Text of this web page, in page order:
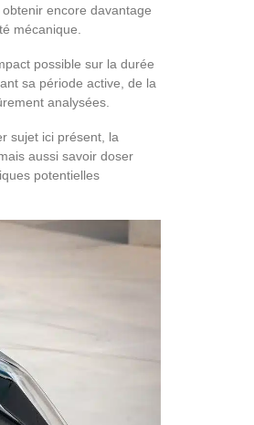
encore davantage
mécanique.
possible sur la durée
sa période active, de la
analysées.
sujet ici présent, la
aussi savoir doser
potentielles